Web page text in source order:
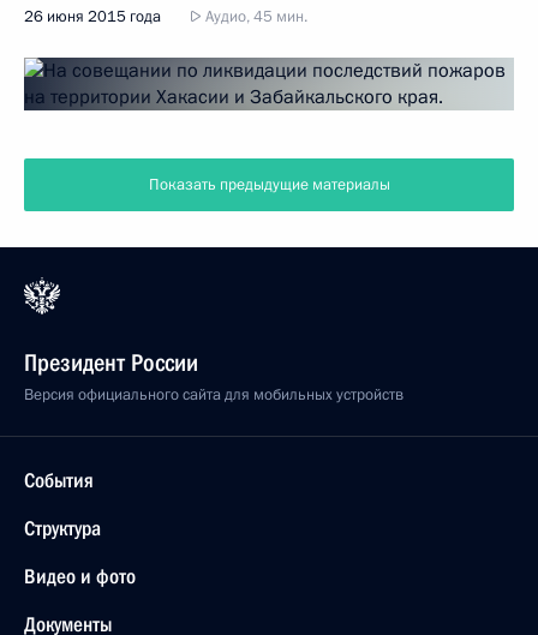
26 июня 2015 года Аудио, 45 мин.
Показать предыдущие материалы
Президент России
Версия официального сайта для мобильных устройств
События
Структура
Видео и фото
Документы